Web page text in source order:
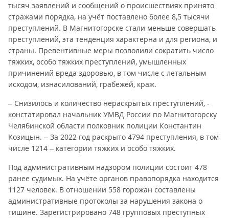
тысяч заявлений и сообщений о происшествиях принято
стражами порядка, на учёт поставлено более 8,5 тысячи
преступлений. В Магнитогорске стали меньше совершать
преступлений, эта тенденция характерна и для региона, и
страны. Превентивные меры позволили сократить число
тяжких, особо тяжких преступлений, умышленных
причинений вреда здоровью, в том числе с летальным
исходом, изнасилований, грабежей, краж.
– Снизилось и количество нераскрытых преступлений, -
констатировал начальник УМВД России по Магнитогорску
Челябинской области полковник полиции Константин
Козицын. – За 2022 год раскрыто 4794 преступления, в том
числе 1214 – категории тяжких и особо тяжких.
Под административным надзором полиции состоит 478
ранее судимых. На учёте органов правопорядка находится
1127 человек. В отношении 558 горожан составлены
административные протоколы за нарушения закона о
тишине. Зарегистрировано 748 групповых преступных